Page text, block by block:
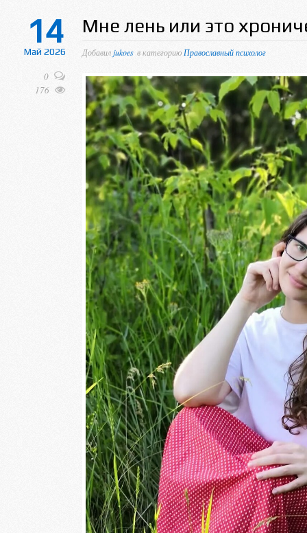
14
Май 2026
0
176
Мне лень или это
Добавилjukoes в категориюПравославный психолог